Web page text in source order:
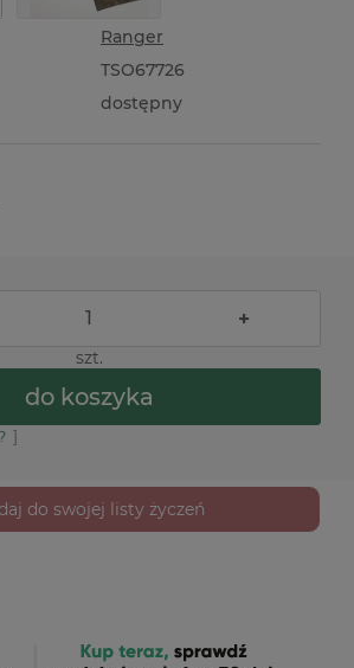
Ranger
TSO67726
dostępny
+
szt.
do koszyka
]
do swojej listy życzeń